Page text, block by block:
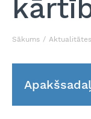
Sākums Aktualitātes